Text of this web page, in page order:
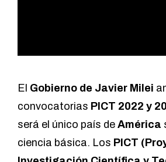
El Gobierno de Javier Milei
convocatorias PICT 2022 y
será el único país de América
ciencia básica. Los PICT